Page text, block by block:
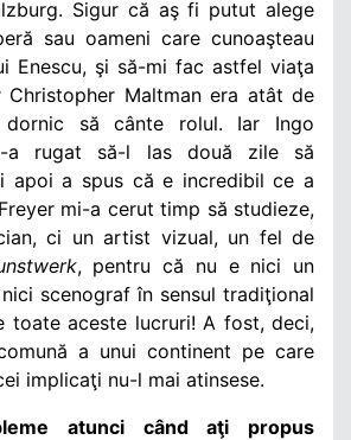
Sigur că aş fi putut alege
sau oameni care cunoaşteau
Enescu, şi să-mi fac astfel viaţa
Christopher Maltman era atât de
să cânte rolul. Iar Ingo
a rugat să-l las două zile să
apoi a spus că e incredibil ce a
mi-a cerut timp să studieze,
ci un artist vizual, un fel de
, pentru că nu e nici un
scenograf în sensul tradiţional
toate aceste lucruri! A fost, deci,
a unui continent pe care
implicaţi nu-l mai atinsese.
atunci când aţi propus